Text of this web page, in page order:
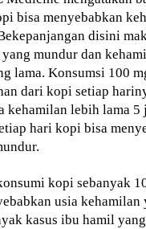
bisa menyebabkan
disini
mundur dan
lama. Konsumsi 100
dari kopi setiap
kehamilan lebih lama 5
hari kopi bisa
kopi sebanyak
usia kehamilan
kasus ibu hamil